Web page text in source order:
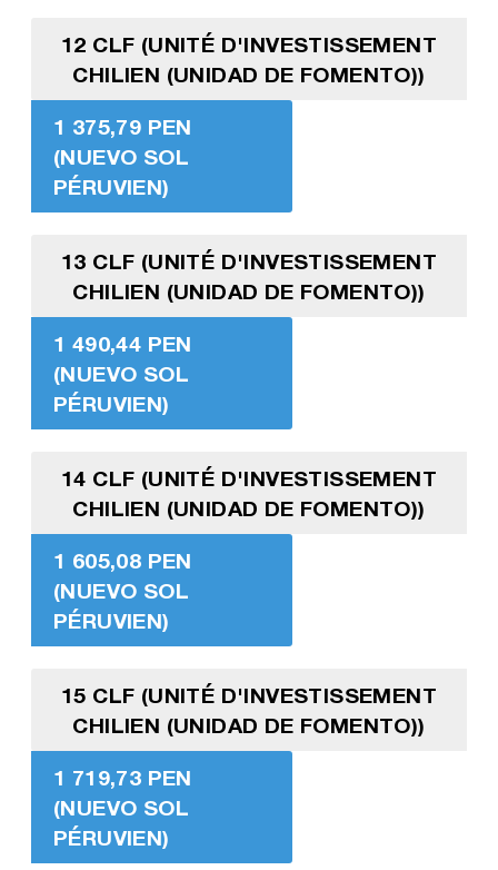
12 CLF (UNITÉ D'INVESTISSEMENT
CHILIEN (UNIDAD DE FOMENTO))
1 375,79 PEN
(NUEVO SOL
PÉRUVIEN)
13 CLF (UNITÉ D'INVESTISSEMENT
CHILIEN (UNIDAD DE FOMENTO))
1 490,44 PEN
(NUEVO SOL
PÉRUVIEN)
14 CLF (UNITÉ D'INVESTISSEMENT
CHILIEN (UNIDAD DE FOMENTO))
1 605,08 PEN
(NUEVO SOL
PÉRUVIEN)
15 CLF (UNITÉ D'INVESTISSEMENT
CHILIEN (UNIDAD DE FOMENTO))
1 719,73 PEN
(NUEVO SOL
PÉRUVIEN)